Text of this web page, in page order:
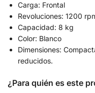
Carga: Frontal
Revoluciones: 1200
Capacidad: 8 kg
Color: Blanco
Dimensiones:
reducidos.
¿Para quién es este